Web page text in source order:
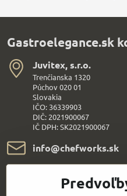
Gastroelegance.sk
Juvitex, s​.r​.o​.
Trenčianska 1320
Púchov 020 01
Slovakia
IČO: 36339903
DIČ: 2021900067
IČ DPH: SK2021900067
info​@chefworks​.sk